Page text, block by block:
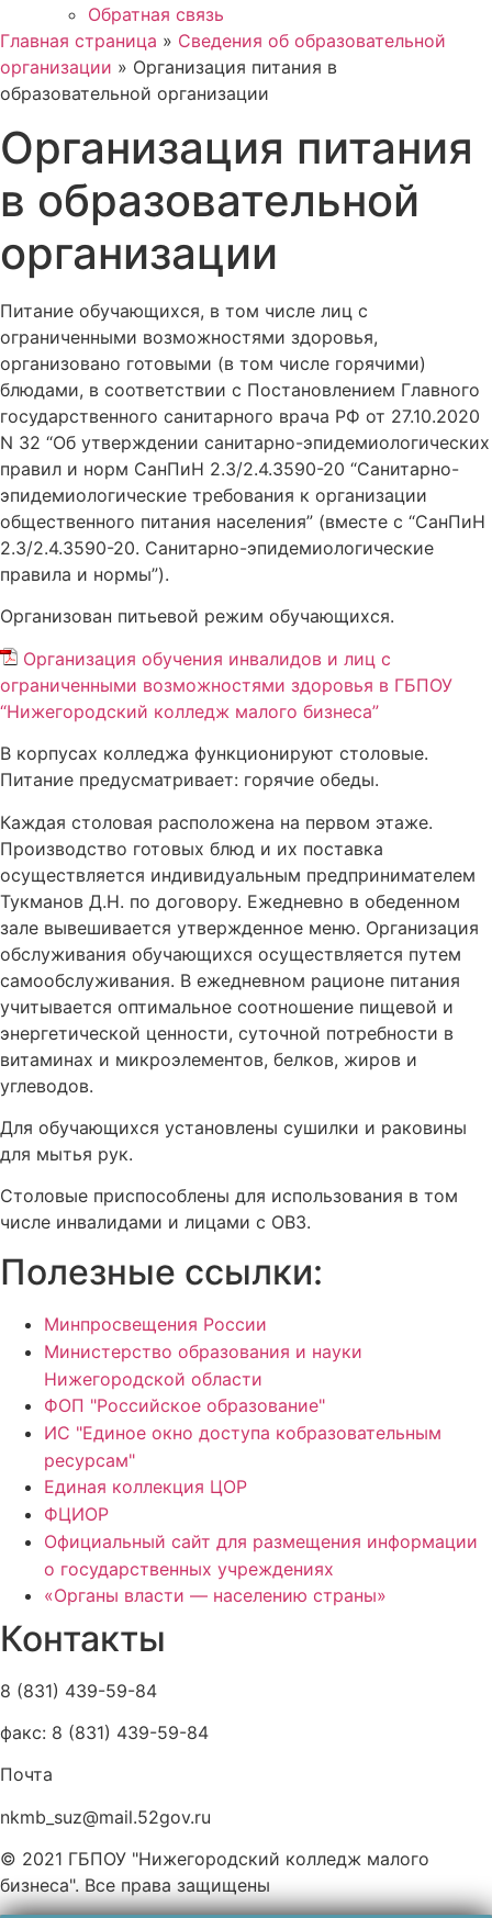
Обратная связь
Главная страница » Сведения об образовательной
организации » Организация питания в
образовательной организации
Организация питания
в образовательной
организации
Питание обучающихся, в том числе лиц с
ограниченными возможностями здоровья,
организовано готовыми (в том числе горячими)
блюдами, в соответствии с Постановлением Главного
государственного санитарного врача РФ от 27.10.2020
N 32 “Об утверждении санитарно-эпидемиологических
правил и норм СанПиН 2.3/2.4.3590-20 “Санитарно-
эпидемиологические требования к организации
общественного питания населения” (вместе с “СанПиН
2.3/2.4.3590-20. Санитарно-эпидемиологические
правила и нормы”).
Организован питьевой режим обучающихся.
Организация обучения инвалидов и лиц с
ограниченными возможностями здоровья в ГБПОУ
“Нижегородский колледж малого бизнеса”
В корпусах колледжа функционируют столовые.
Питание предусматривает: горячие обеды.
Каждая столовая расположена на первом этаже.
Производство готовых блюд и их поставка
осуществляется индивидуальным предпринимателем
Тукманов Д.Н. по договору. Ежедневно в обеденном
зале вывешивается утвержденное меню. Организация
обслуживания обучающихся осуществляется путем
самообслуживания. В ежедневном рационе питания
учитывается оптимальное соотношение пищевой и
энергетической ценности, суточной потребности в
витаминах и микроэлементов, белков, жиров и
углеводов.
Для обучающихся установлены сушилки и раковины
для мытья рук.
Столовые приспособлены для использования в том
числе инвалидами и лицами с ОВЗ.
Полезные ссылки:
Минпросвещения России
Министерство образования и науки
Нижегородской области
ФОП "Российское образование"
ИС "Единое окно доступа кобразовательным
ресурсам"
Единая коллекция ЦОР
ФЦИОР
Официальный сайт для размещения информации
о государственных учреждениях
«Органы власти — населению страны»
Контакты
8 (831) 439-59-84
факс: 8 (831) 439-59-84
Почта
nkmb_suz@mail.52gov.ru
© 2021 ГБПОУ "Нижегородский колледж малого
бизнеса". Все права защищены